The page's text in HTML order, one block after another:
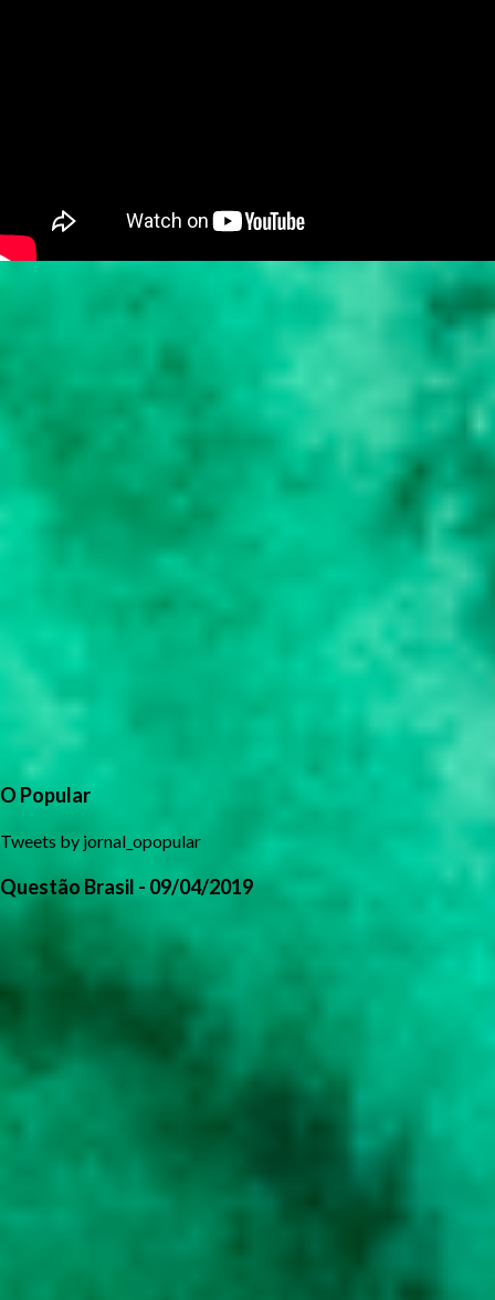
O Popular
Tweets by jornal_opopular
Questão Brasil - 09/04/2019